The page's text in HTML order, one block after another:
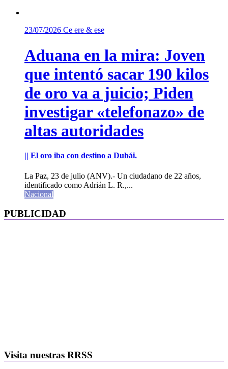
23/07/2026 Ce ere & ese
Aduana en la mira: Joven
que intentó sacar 190 kilos
de oro va a juicio; Piden
investigar «telefonazo» de
altas autoridades
|| El oro iba con destino a Dubái.
La Paz, 23 de julio (ANV).- Un ciudadano de 22 años,
identificado como Adrián L. R.,...
Nacional
PUBLICIDAD
Visita nuestras RRSS